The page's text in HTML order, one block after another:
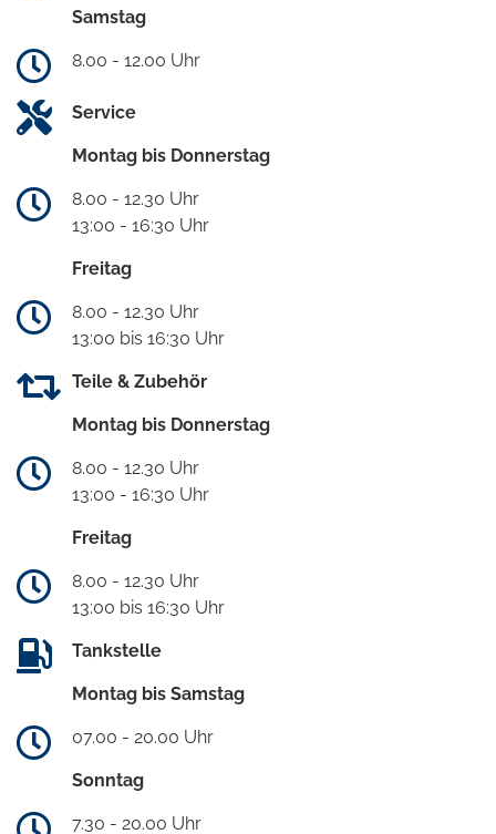
Samstag
8.00 - 12.00 Uhr
Service
Montag bis Donnerstag
8.00 - 12.30 Uhr
13:00 - 16:30 Uhr
Freitag
8.00 - 12.30 Uhr
13:00 bis 16:30 Uhr
Teile & Zubehör
Montag bis Donnerstag
8.00 - 12.30 Uhr
13:00 - 16:30 Uhr
Freitag
8.00 - 12.30 Uhr
13:00 bis 16:30 Uhr
Tankstelle
Montag bis Samstag
07.00 - 20.00 Uhr
Sonntag
7.30 - 20.00 Uhr